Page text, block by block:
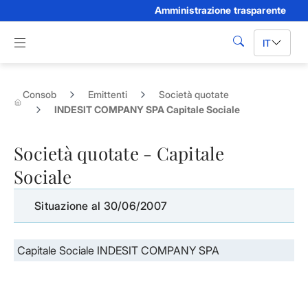
Amministrazione trasparente
Apri menu di navigazione
cerca IT
Consob Emittenti
Società quotate
INDESIT COMPANY SPA Capitale Sociale
Società quotate - Capitale
Sociale
Situazione al 30/06/2007
Capitale Sociale INDESIT COMPANY SPA